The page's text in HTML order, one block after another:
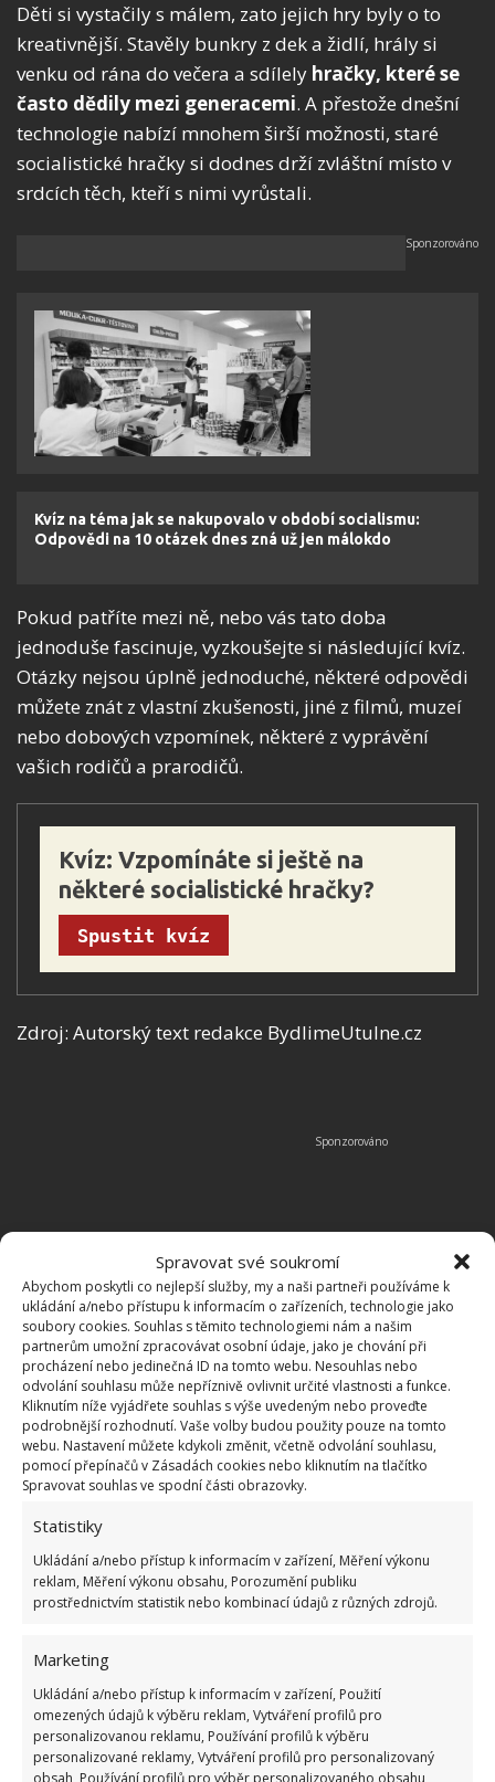
Spravovat své soukromí
Abychom poskytli co nejlepší služby, my a naši partneři používáme k
ukládání a/nebo přístupu k informacím o zařízeních, technologie jako
soubory cookies. Souhlas s těmito technologiemi nám a našim
partnerům umožní zpracovávat osobní údaje, jako je chování při
procházení nebo jedinečná ID na tomto webu. Nesouhlas nebo
odvolání souhlasu může nepříznivě ovlivnit určité vlastnosti a funkce.
Kliknutím níže vyjádřete souhlas s výše uvedeným nebo proveďte
podrobnější rozhodnutí. Vaše volby budou použity pouze na tomto
webu. Nastavení můžete kdykoli změnit, včetně odvolání souhlasu,
pomocí přepínačů v Zásadách cookies nebo kliknutím na tlačítko
Spravovat souhlas ve spodní části obrazovky.
Statistiky
Ukládání a/nebo přístup k informacím v zařízení, Měření výkonu
reklam, Měření výkonu obsahu, Porozumění publiku
prostřednictvím statistik nebo kombinací údajů z různých zdrojů.
Marketing
Ukládání a/nebo přístup k informacím v zařízení, Použití
omezených údajů k výběru reklam, Vytváření profilů pro
personalizovanou reklamu, Používání profilů k výběru
personalizované reklamy, Vytváření profilů pro personalizovaný
obsah, Používání profilů pro výběr personalizovaného obsahu,
Děti si vystačily s málem, zato jejich hry byly o to
kreativnější. Stavěly bunkry z dek a židlí, hrály si
venku od rána do večera a sdílely hračky, které se
často dědily mezi generacemi. A přestože dnešní
technologie nabízí mnohem širší možnosti, staré
socialistické hračky si dodnes drží zvláštní místo v
srdcích těch, kteří s nimi vyrůstali.
Kvíz na téma jak se nakupovalo v období socialismu:
Odpovědi na 10 otázek dnes zná už jen málokdo
Pokud patříte mezi ně, nebo vás tato doba
jednoduše fascinuje, vyzkoušejte si následující kvíz.
Otázky nejsou úplně jednoduché, některé odpovědi
můžete znát z vlastní zkušenosti, jiné z filmů, muzeí
nebo dobových vzpomínek, některé z vyprávění
vašich rodičů a prarodičů.
Kvíz: Vzpomínáte si ještě na
některé socialistické hračky?
Spustit kvíz
Zdroj: Autorský text redakce BydlimeUtulne.cz
SOCIALISMUS
Přidejte svůj názor
KOMENTOVAT
Hana Musilová
Do redakce Bydlimeutulne.cz se